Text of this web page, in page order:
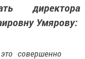
директора
Умярову:
совершенно